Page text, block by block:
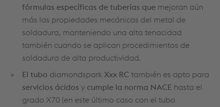
fórmulas específicas de tuberías que mejoran aún
más las propiedades mecánicas del metal de
soldadura, manteniendo una alta tenacidad
también cuando se aplican procedimientos de
soldadura de alta productividad.
El tubo diamondspark Xxx RC también es apto para
servicios ácidos y cumple la norma NACE hasta el
grado X70 (en este último caso con el tubo